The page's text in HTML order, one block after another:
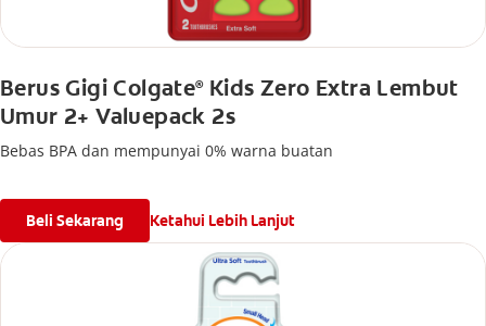
Berus Gigi Colgate®Kids Zero Extra Lembut
Umur 2+ Valuepack 2s
Bebas BPA dan mempunyai 0% warna buatan
Beli Sekarang Ketahui Lebih Lanjut